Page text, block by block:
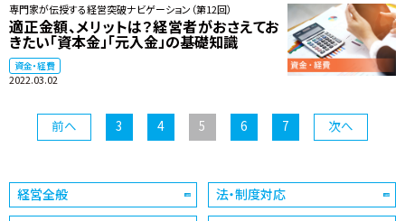
専門家が伝授する経営突破ナビゲーション（第12回）
適正金額、メリットは？経営者がおさえてお
きたい「資本金」「元入金」の基礎知識
資金・経費
2022.03.02
前へ 3 4 5 6 7 次へ
経営全般
法・制度対応